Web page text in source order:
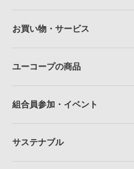
お買い物・サービス
ユーコープの商品
組合員参加・イベント
サステナブル